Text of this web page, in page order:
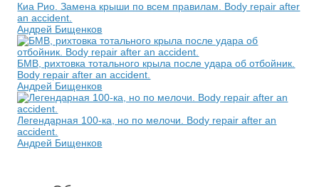
Киа Рио. Замена крыши по всем правилам. Body repair after
an accident.
Андрей Бищенков
БМВ, рихтовка тотального крыла после удара об отбойник.
Body repair after an accident.
Андрей Бищенков
Легендарная 100-ка, но по мелочи. Body repair after an
accident.
Андрей Бищенков